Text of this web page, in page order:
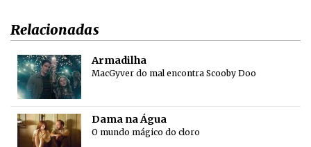
Relacionadas
Armadilha
MacGyver do mal encontra Scooby Doo
Dama na Água
O mundo mágico do cloro